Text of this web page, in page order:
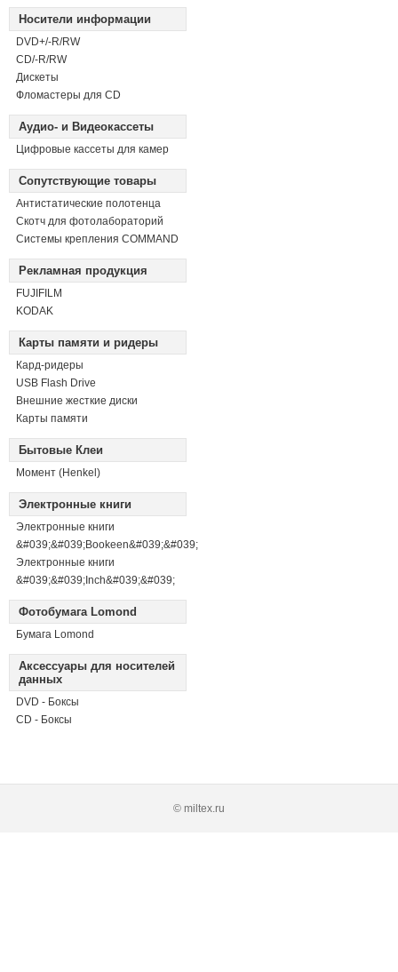
Носители информации
DVD+/-R/RW
СD/-R/RW
Дискеты
Фломастеры для CD
Аудио- и Видеокассеты
Цифровые кассеты для камер
Сопутствующие товары
Антистатические полотенца
Скотч для фотолабораторий
Системы крепления COMMAND
Рекламная продукция
FUJIFILM
KODAK
Карты памяти и ридеры
Кард-ридеры
USB Flash Drive
Внешние жесткие диски
Карты памяти
Бытовые Клеи
Момент (Henkel)
Электронные книги
Электронные книги
&#039;&#039;Bookeen&#039;&#039;
Электронные книги
&#039;&#039;Inch&#039;&#039;
Фотобумага Lomond
Бумага Lomond
Аксессуары для носителей
данных
DVD - Боксы
CD - Боксы
© miltex.ru